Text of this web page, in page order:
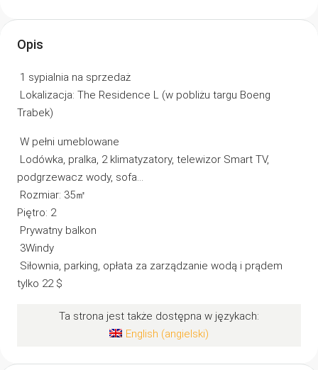
Opis
1 sypialnia na sprzedaż
Lokalizacja: The Residence L (w pobliżu targu Boeng
Trabek)
W pełni umeblowane
Lodówka, pralka, 2 klimatyzatory, telewizor Smart TV,
podgrzewacz wody, sofa…
Rozmiar: 35㎡
Piętro: 2
Prywatny balkon
3Windy
Siłownia, parking, opłata za zarządzanie wodą i prądem
tylko 22 $
Ta strona jest także dostępna w językach:
English (angielski)